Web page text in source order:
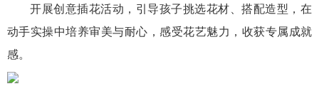
开展创意插花活动，引导孩子挑选花材、搭配造型，在
动手实操中培养审美与耐心，感受花艺魅力，收获专属成就
感。